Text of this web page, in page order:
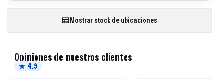
Mostrar stock de ubicaciones
Opiniones de nuestros clientes
★ 4.9